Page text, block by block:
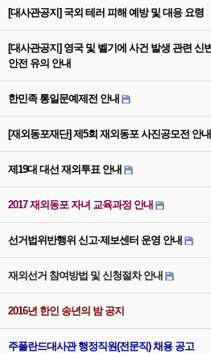
[대사관공지] 국외 테러 피해 예방 및 대응 요령
[대사관공지] 영국 및 벨기에 사건 발생 관련 신
안전 유의 안내
한민족 통일문예제전 안내
[재외동포재단] 제5회 재외동포 사진공모전 안내
제19대 대선 재외투표 안내
2017 재외동포 자녀 교육과정 안내
선거법위반행위 신고·제보센터 운영 안내
재외선거 참여방법 및 신청절차 안내
2016년 한인 송년의 밤 공지
주폴란드대사관 행정직원(전문직) 채용 공고